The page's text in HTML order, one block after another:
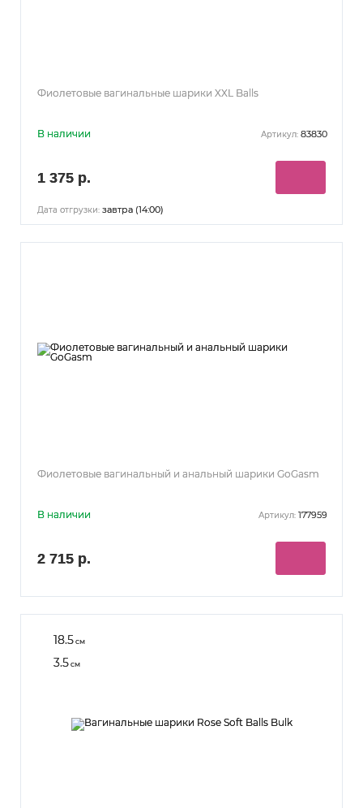
Фиолетовые вагинальные шарики XXL Balls
В наличии Артикул: 83830
1 375 р.
Дата отгрузки: завтра (14:00)
Фиолетовые вагинальный и анальный шарики GoGasm
В наличии Артикул: 177959
2 715 р.
18.5см
3.5см